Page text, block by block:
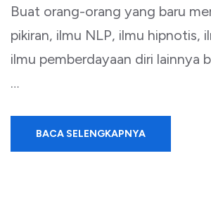
Buat orang-orang yang baru
pikiran, ilmu NLP, ilmu hipnotis,
ilmu pemberdayaan diri lainnya
…
BACA SELENGKAPNYA